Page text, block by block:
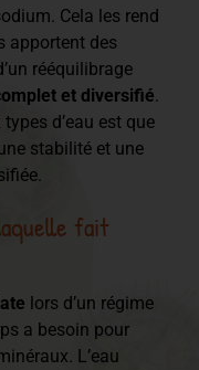
Cela les rend
apportent des
rééquilibrage
et diversifié.
d’eau est que
stabilité et une
fait
lors d’un régime
a besoin pour
L’eau